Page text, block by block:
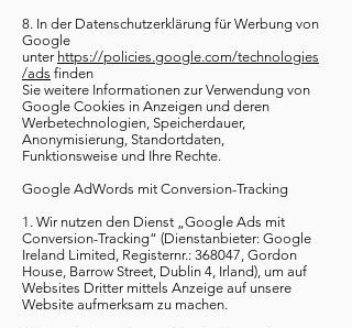
8. In der Datenschutzerklärung für Werbung von
Google
unter https://policies.google.com/technologies
/ads finden
​Sie weitere Informationen zur Verwendung von
Google Cookies in Anzeigen und deren
Werbetechnologien, Speicherdauer,
Anonymisierung, Standortdaten,
Funktionsweise und Ihre Rechte.
Google AdWords mit Conversion-Tracking
1. Wir nutzen den Dienst „Google Ads mit
Conversion-Tracking“ (Dienstanbieter: Google
Ireland Limited, Registernr.: 368047, Gordon
House, Barrow Street, Dublin 4, Irland), um auf
Websites Dritter mittels Anzeige auf unsere
Website aufmerksam zu machen.